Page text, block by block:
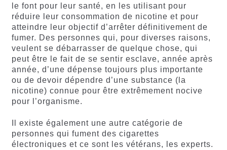
le font pour leur santé, en les utilisant pour
réduire leur consommation de nicotine et pour
atteindre leur objectif d’arrêter définitivement de
fumer. Des personnes qui, pour diverses raisons,
veulent se débarrasser de quelque chose, qui
peut être le fait de se sentir esclave, année après
année, d’une dépense toujours plus importante
ou de devoir dépendre d’une substance (la
nicotine) connue pour être extrêmement nocive
pour l’organisme.
Il existe également une autre catégorie de
personnes qui fument des cigarettes
électroniques et ce sont les vétérans, les experts.